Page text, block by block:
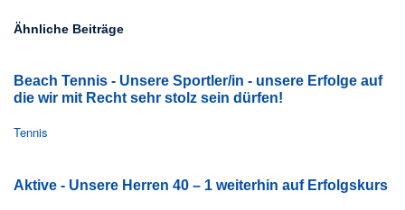
Ähnliche Beiträge
Beach Tennis - Unsere Sportler/in - unsere Erfolge auf
die wir mit Recht sehr stolz sein dürfen!
Tennis
Aktive - Unsere Herren 40 – 1 weiterhin auf Erfolgskurs